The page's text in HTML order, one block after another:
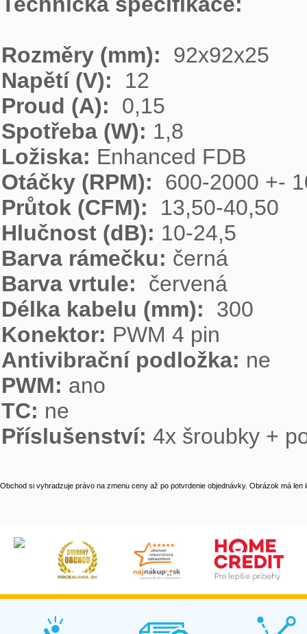
Rozměry (mm):
Napětí (V):
Proud (A):
Spotřeba (W):
Ložiska:
Otáčky (RPM):
Průtok (CFM):
Hlučnost (dB):
Barva rámečku:
Barva vrtule:
Délka kabelu (mm):
Konektor:
Antivibrační podložka:
PWM:
TC:
Příslušenství: 4x šroubky +
Obchod si vyhradzuje právo na zmenu ceny až po potvrdenie objednávky. Obrázok má len